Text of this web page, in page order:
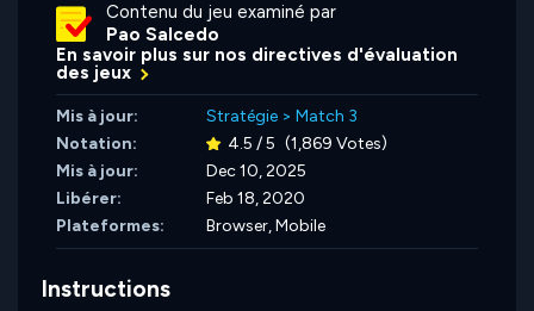
Contenu du jeu examiné par
Pao Salcedo
En savoir plus sur nos directives d'évaluation
des jeux
Mis à jour: Stratégie > Match 3
Notation:
4.5 / 5 (1,869 Votes)
Mis à jour:
Dec 10, 2025
Libérer:
Feb 18, 2020
Plateformes:
Browser, Mobile
Instructions